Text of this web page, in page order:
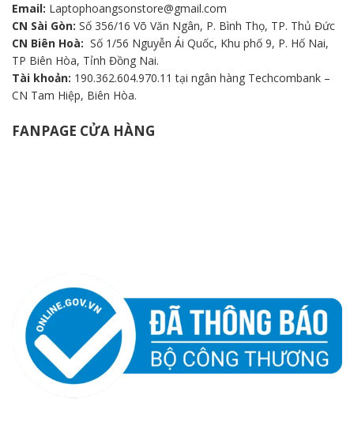
Email: Laptophoangsonstore@gmail.com
CN Sài Gòn: Số 356/16 Võ Văn Ngân, P. Bình Thọ, TP. Thủ Đức
CN Biên Hoà: Số 1/56 Nguyễn Ái Quốc, Khu phố 9, P. Hố Nai,
TP Biên Hòa, Tỉnh Đồng Nai.
Tài khoản: 190.362.604.970.11 tại ngân hàng Techcombank –
CN Tam Hiệp, Biên Hòa.
FANPAGE CỬA HÀNG